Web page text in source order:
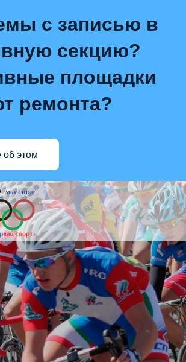
с записью в
секцию?
площадки
ремонта?
этом